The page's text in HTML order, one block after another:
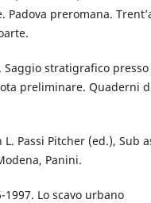
Padova preromana.
Saggio stratigrafico
preliminare. Quaderni
Passi Pitcher (ed.), Sub
Panini.
Lo scavo urbano